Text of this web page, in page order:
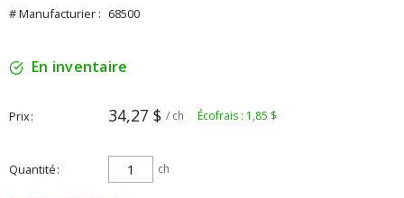
# Manufacturier : 68500
En inventaire
Prix 34,27 $ / ch Écofrais : 1,85 $
Quantité ch